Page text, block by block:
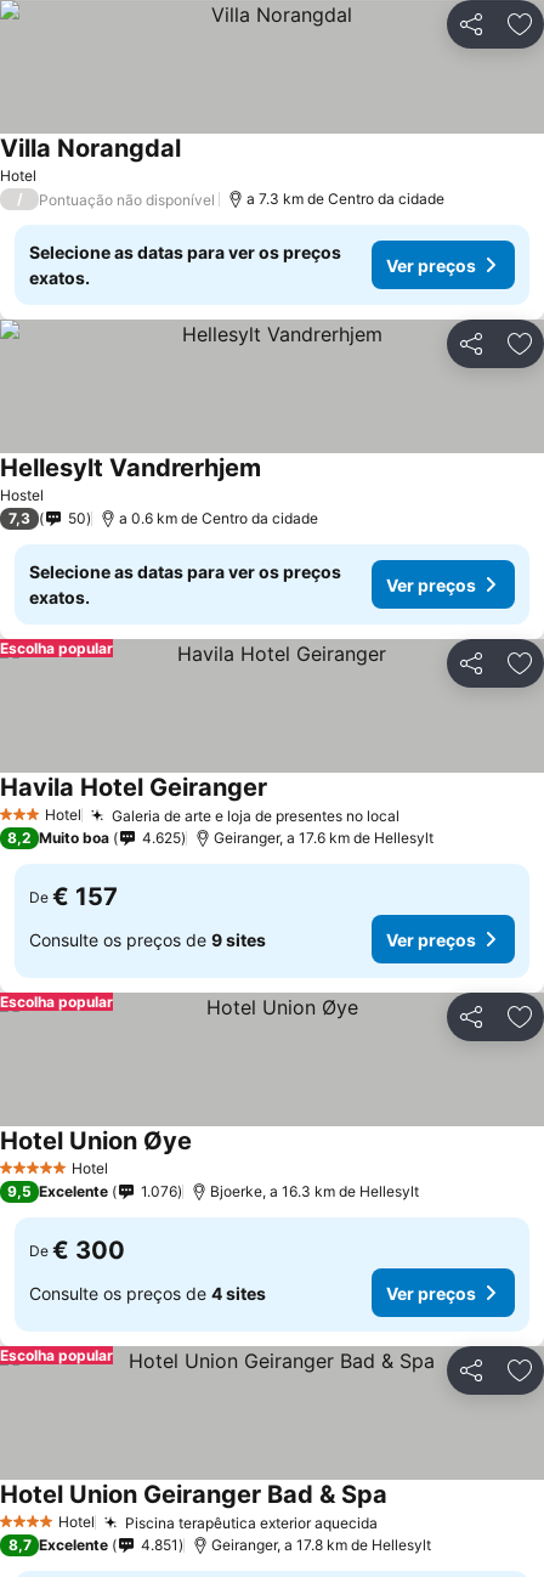
Partilhar
Hotel
Villa Norangdal
/ Pontuação não disponível a 7.3 km de Centro da cidade
Selecione as datas para ver os preços
exatos.
Ver preços
Partilhar
Hostel
Hellesylt Vandrerhjem
7,3 50 a 0.6 km de Centro da cidade
Selecione as datas para ver os preços
exatos.
Ver preços
Partilhar
Escolha popular
3 EstrelasHotel Galeria de arte e loja de presentes no local
Havila Hotel Geiranger
8,2 Muito boa 4.625 Geiranger, a 17.6 km de Hellesylt
De € 157
Consulte os preços de 9 sites Ver preços
Partilhar
Escolha popular
5 Estrelas Hotel
Hotel Union Øye
9,5 Excelente 1.076 Bjoerke, a 16.3 km de Hellesylt
De € 300
Consulte os preços de 4 sites Ver preços
Partilhar
Escolha popular
4 EstrelasHotel Piscina terapêutica exterior aquecida
Hotel Union Geiranger Bad & Spa
8,7 Excelente 4.851 Geiranger, a 17.8 km de Hellesylt